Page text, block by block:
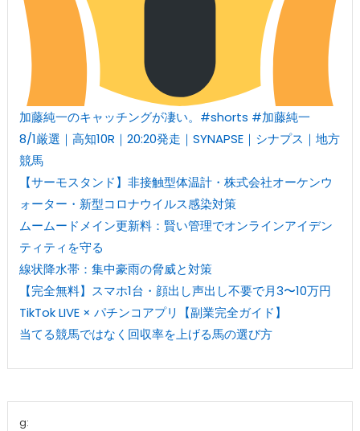
加藤純一のキャッチングが凄い。#shorts #加藤純一
8/1厳選｜高知10R｜20:20発走｜SYNAPSE｜シナプス｜地方
競馬
【サーモスタンド】非接触型体温計・株式会社オーケンウ
ォーター・新型コロナウイルス感染対策
ムームードメイン更新料：賢い管理でオンラインアイデン
ティティを守る
線状降水帯：集中豪雨の脅威と対策
【完全無料】スマホ1台・顔出し声出し不要で月3〜10万円
TikTok LIVE × パチンコアプリ【副業完全ガイド】
当てる競馬ではなく回収率を上げる馬の選び方
g: